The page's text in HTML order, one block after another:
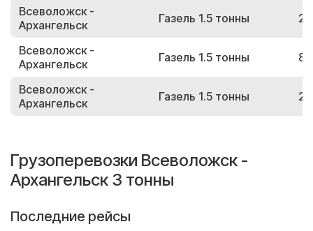
Всеволожск -
Архангельск
Газель 1.5 тонны
Всеволожск -
Архангельск
Газель 1.5 тонны
Всеволожск -
Архангельск
Газель 1.5 тонны
Грузоперевозки Всеволожск -
Архангельск 3 тонны
Последние рейсы